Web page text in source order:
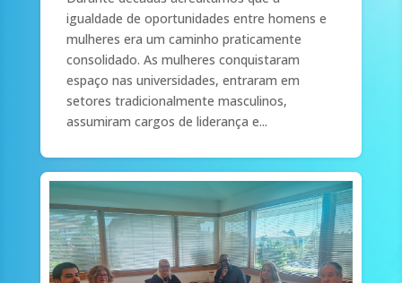
igualdade de oportunidades entre homens e
mulheres era um caminho praticamente
consolidado. As mulheres conquistaram
espaço nas universidades, entraram em
setores tradicionalmente masculinos,
assumiram cargos de liderança e...